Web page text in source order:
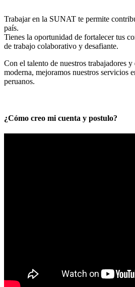
Trabajar en la SUNAT te permite
país.
Tienes la oportunidad de fortalecer tus
de trabajo colaborativo y desafiante.
Con el talento de nuestros trabajadores
moderna, mejoramos nuestros servicios
peruanos.
¿Cómo creo mi cuenta y postulo?